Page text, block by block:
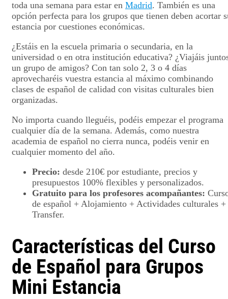
toda una semana para estar en Madrid. También es una
opción perfecta para los grupos que tienen deben acortar
estancia por cuestiones económicas.
¿Estáis en la escuela primaria o secundaria, en la
universidad o en otra institución educativa? ¿Viajáis
un grupo de amigos? Con tan solo 2, 3 o 4 días
aprovecharéis vuestra estancia al máximo combinando
clases de español de calidad con visitas culturales bien
organizadas.
No importa cuando lleguéis, podéis empezar el programa
cualquier día de la semana. Además, como nuestra
academia de español no cierra nunca, podéis venir en
cualquier momento del año.
Precio: desde 210€ por estudiante, precios y
presupuestos 100% flexibles y personalizados.
Gratuito para los profesores acompañantes:
de español + Alojamiento + Actividades culturales +
Transfer.
Características del Curso
de Español para Grupos
Mini Estancia